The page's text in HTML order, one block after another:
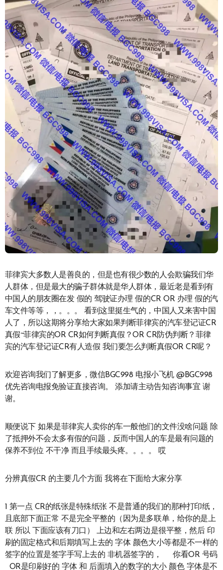
菲律宾大多数人是善良的，但是也有很少数的人会欺骗我们华
人群体，但是最大的骗子群体就是华人群体，最近老是看到有
中国人的朋友圈在发 假的 驾驶证办理 假的CR OR 办理 假的汽
车文件等等，，。。。 看到这里挺生气的，中国人又来害中国
人了，所以这期将分享给大家如果判断菲律宾的汽车登记证CR
真假~菲律宾的OR CR如何判断真假？OR CR防伪判断？菲律
宾的汽车登记证CR有人造假 我们要怎么判断真假OR CR呢？
欢迎咨询我们了解更多，微信BGC998 电报小飞机 @BGC998
优先咨询电报免验证直接咨询。 添加请主动告知咨询事宜 谢
谢。
顺便说下 如果是菲律宾人卖你的车一般他们的文件没啥问题 除
了抵押外不会太多有假的问题，反而中国人的车是最有问题的
保养不到位 不干净 而且手续最头疼。。。。 哎
分辨真假CR 的主要几个方面 我将在下面给大家分享
1 第一点 CR的纸张是特殊纸张 不是普通的我们的那种打印纸，
且底部下面正常 不是完全平整的（因为是多联单，给你的是上
联 所以 下面应该有刀口） 上边和左右两边是很平整，然后 印
刷的固定格式和后期填写上去的 字体 颜色大小等都是不一样的
签字的位置是签字手写上去的 非机器签字的， 你看OR 号码
OR是印刷好的 字体 和 后面填入的数字的大小 颜色 字体是不